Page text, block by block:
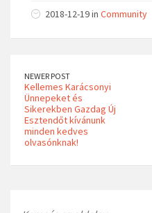
2018-12-19 in Community
NEWER POST
Kellemes Karácsonyi
Ünnepeket és
Sikerekben Gazdag Új
Esztendőt kívánunk
minden kedves
olvasónknak!